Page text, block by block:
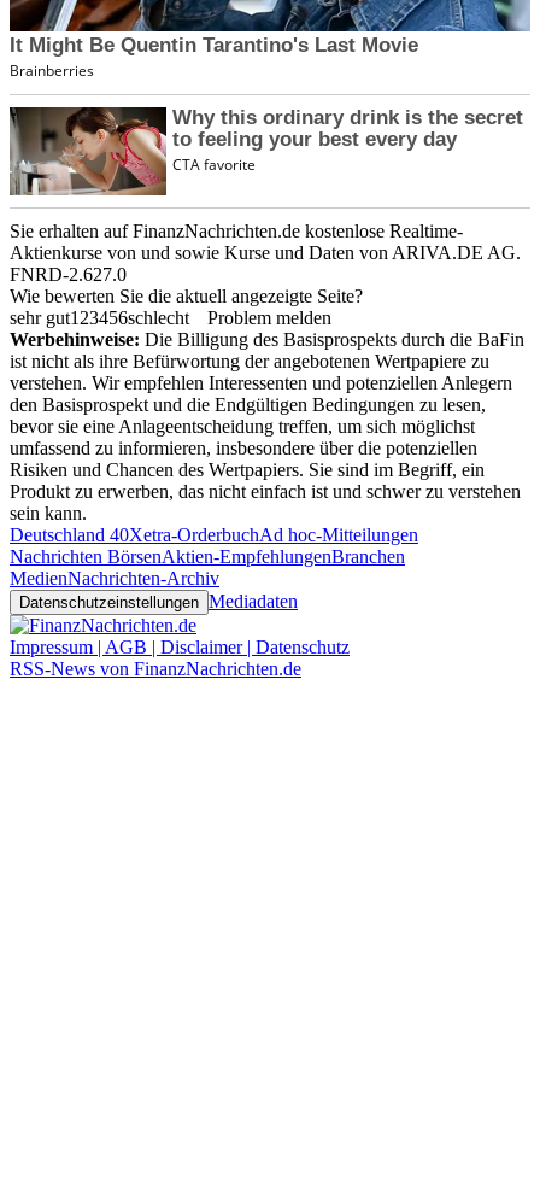
Sie erhalten auf FinanzNachrichten.de kostenlose Realtime-
Aktienkurse von und sowie Kurse und Daten von ARIVA.DE AG.
FNRD-2.627.0
Wie bewerten Sie die aktuell angezeigte Seite?
sehr gut1 23456schlecht
Problem melden
Werbehinweise: Die Billigung des Basisprospekts durch die BaFin
ist nicht als ihre Befürwortung der angebotenen Wertpapiere zu
verstehen. Wir empfehlen Interessenten und potenziellen Anlegern
den Basisprospekt und die Endgültigen Bedingungen zu lesen,
bevor sie eine Anlageentscheidung treffen, um sich möglichst
umfassend zu informieren, insbesondere über die potenziellen
Risiken und Chancen des Wertpapiers. Sie sind im Begriff, ein
Produkt zu erwerben, das nicht einfach ist und schwer zu verstehen
sein kann.
Deutschland 40Xetra-OrderbuchAd hoc-Mitteilungen
Nachrichten BörsenAktien-EmpfehlungenBranchen
MedienNachrichten-Archiv
Datenschutzeinstellungen Mediadaten
Impressum | AGB | Disclaimer | Datenschutz
RSS-News von FinanzNachrichten.de